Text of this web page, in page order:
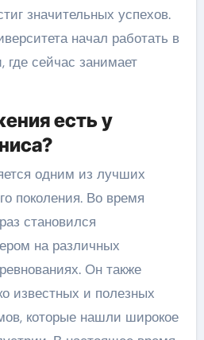
значительных успехов.
начал работать в
где сейчас занимает
есть у
одним из лучших
поколения. Во время
становился
на различных
Он также
известных и полезных
которые нашли широкое